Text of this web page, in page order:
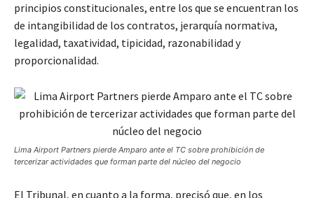
principios constitucionales, entre los que se encuentran los
de intangibilidad de los contratos, jerarquía normativa,
legalidad, taxatividad, tipicidad, razonabilidad y
proporcionalidad.
Lima Airport Partners pierde Amparo ante el TC sobre prohibición de
tercerizar actividades que forman parte del núcleo del negocio
El Tribunal, en cuanto a la forma, precisó que, en los